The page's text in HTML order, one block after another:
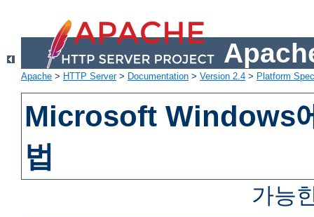
Apache > HTTP Server> Documentation > Version 2.4 > Platform
Microsoft Windows
법
가능